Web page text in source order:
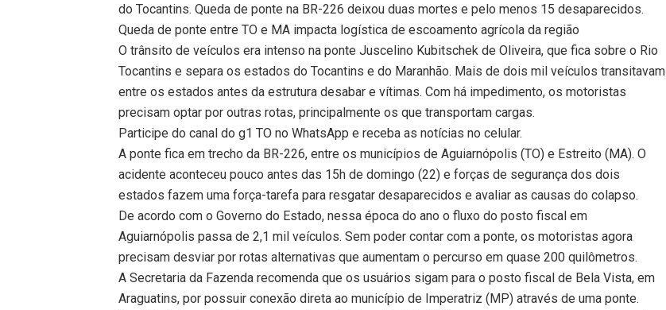
do Tocantins. Queda de ponte na BR-226 deixou duas mortes e pelo menos 15 desaparecidos.
Queda de ponte entre TO e MA impacta logística de escoamento agrícola da região
O trânsito de veículos era intenso na ponte Juscelino Kubitschek de Oliveira, que fica sobre o Rio
Tocantins e separa os estados do Tocantins e do Maranhão. Mais de dois mil veículos transitavam
entre os estados antes da estrutura desabar e vítimas. Com há impedimento, os motoristas
precisam optar por outras rotas, principalmente os que transportam cargas.
Participe do canal do g1 TO no WhatsApp e receba as notícias no celular.
A ponte fica em trecho da BR-226, entre os municípios de Aguiarnópolis (TO) e Estreito (MA). O
acidente aconteceu pouco antes das 15h de domingo (22) e forças de segurança dos dois
estados fazem uma força-tarefa para resgatar desaparecidos e avaliar as causas do colapso.
De acordo com o Governo do Estado, nessa época do ano o fluxo do posto fiscal em
Aguiarnópolis passa de 2,1 mil veículos. Sem poder contar com a ponte, os motoristas agora
precisam desviar por rotas alternativas que aumentam o percurso em quase 200 quilômetros.
A Secretaria da Fazenda recomenda que os usuários sigam para o posto fiscal de Bela Vista, em
Araguatins, por possuir conexão direta ao município de Imperatriz (MP) através de uma ponte.